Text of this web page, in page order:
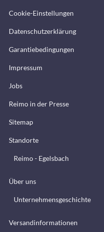
Cookie-Einstellungen
Datenschutzerklärung
Garantiebedingungen
Impressum
Jobs
Reimo in der Presse
Sitemap
Standorte
Reimo - Egelsbach
Über uns
Unternehmensgeschichte
Versandinformationen